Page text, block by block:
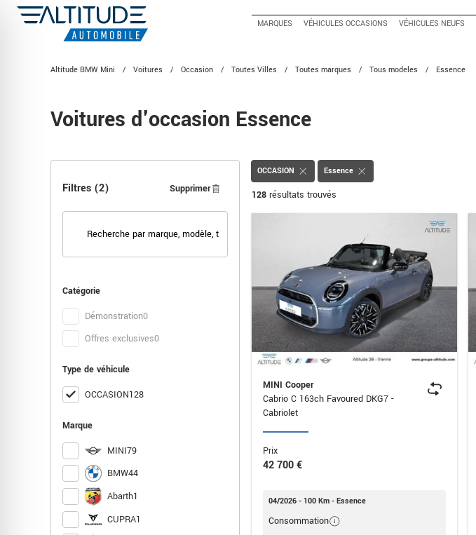
MARQUES VÉHICULES OCCASIONS VÉHICULES NEUFS
Altitude BMW Mini / Voitures / Occasion / Toutes Villes / Toutes marques / Tous modeles / Essence
Voitures d'occasion Essence
Filtres (2) Supprimer
Catégorie
Démonstration0
Offres exclusives0
Type de véhicule
OCCASION128
Marque
MINI79
BMW44
Abarth1
CUPRA1
OCCASION Essence
128 résultats trouvés
MINI Cooper
Cabrio C 163ch Favoured DKG7 -
Cabriolet
Prix
42 700 €
04/2026 - 100 Km - Essence
Consommation